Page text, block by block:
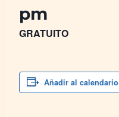
pm
GRATUITO
Añadir al calendario